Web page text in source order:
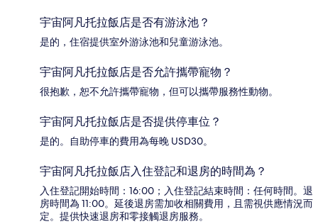
宇宙阿凡托拉飯店是否有游泳池？
是的，住宿提供室外游泳池和兒童游泳池。
宇宙阿凡托拉飯店是否允許攜帶寵物？
很抱歉，恕不允許攜帶寵物，但可以攜帶服務性動物。
宇宙阿凡托拉飯店是否提供停車位？
是的。自助停車的費用為每晚 USD30。
宇宙阿凡托拉飯店入住登記和退房的時間為？
入住登記開始時間：16:00；入住登記結束時間：任何時間。退
房時間為 11:00。延後退房需加收相關費用，且需視供應情況而
定。提供快速退房和零接觸退房服務。